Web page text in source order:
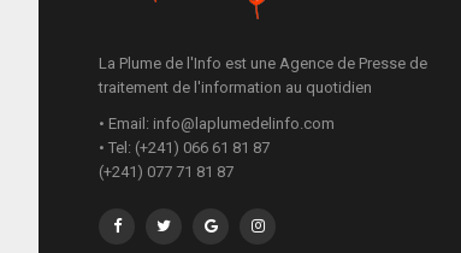
La Plume de l'Info est une Agence de Presse de
traitement de l'information au quotidien
• Email: info@laplumedelinfo.com
• Tel: (+241) 066 61 81 87
(+241) 077 71 81 87